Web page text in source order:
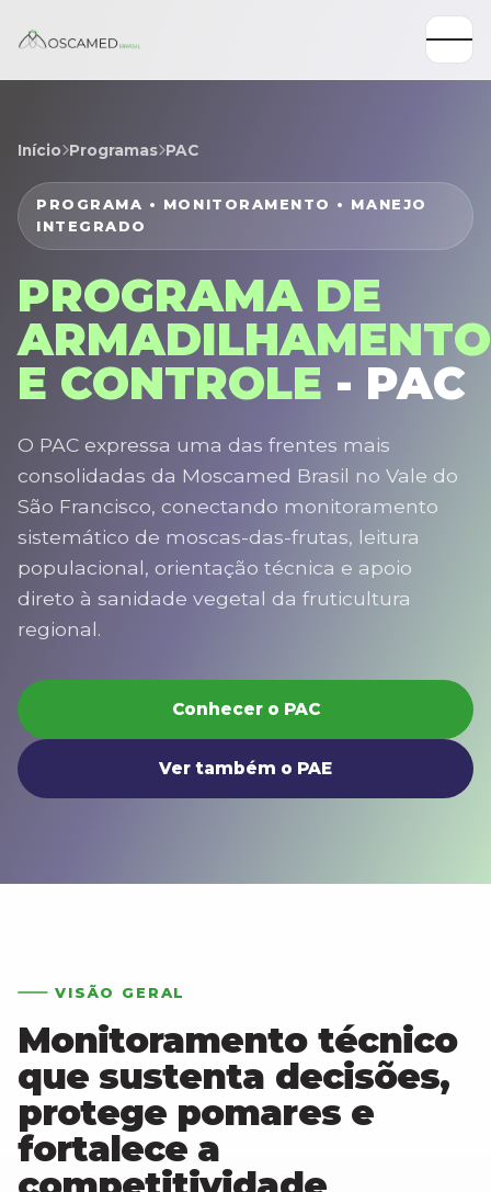
Início Programas PAC
PROGRAMA • MONITORAMENTO • MANEJO
INTEGRADO
PROGRAMA DE
ARMADILHAMENTO
E CONTROLE - PAC
O PAC expressa uma das frentes mais
consolidadas da Moscamed Brasil no Vale do
São Francisco, conectando monitoramento
sistemático de moscas-das-frutas, leitura
populacional, orientação técnica e apoio
direto à sanidade vegetal da fruticultura
regional.
Conhecer o PAC
Ver também o PAE
VISÃO GERAL
Monitoramento técnico
que sustenta decisões,
protege pomares e
fortalece a